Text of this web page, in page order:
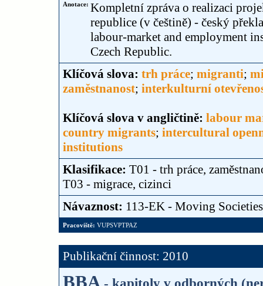
Anotace: Kompletní zpráva o realizaci
republice (v češtině) - český
labour-market and employment
Czech Republic.
Klíčová slova: trh práce; migranti;
zaměstnanost; interkulturní
Klíčová slova v angličtině: labour
country migrants; intercultural
institutions
Klasifikace: T01 - trh práce,
T03 - migrace, cizinci
Návaznost: 113-EK - Moving
Pracoviště: VUPSVPTPAZ
Publikační činnost: 2010
BBA